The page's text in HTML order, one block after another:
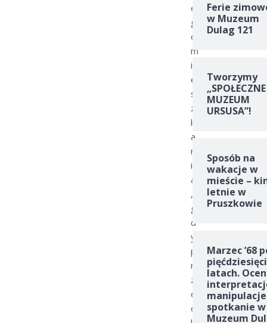
e
g
o
m
i
e
s
z
k
a
n
i
a
,
g
d
y
p
r
z
e
d
Ferie
w Muzeum
Dulag 121
Tworzymy
„SPOŁECZNE
MUZEUM
URSUSA”!
Sposób na
wakacje w
mieście –
letnie w
Pruszkowie
Marzec ’68
latach.
spotkanie w
Muzeum